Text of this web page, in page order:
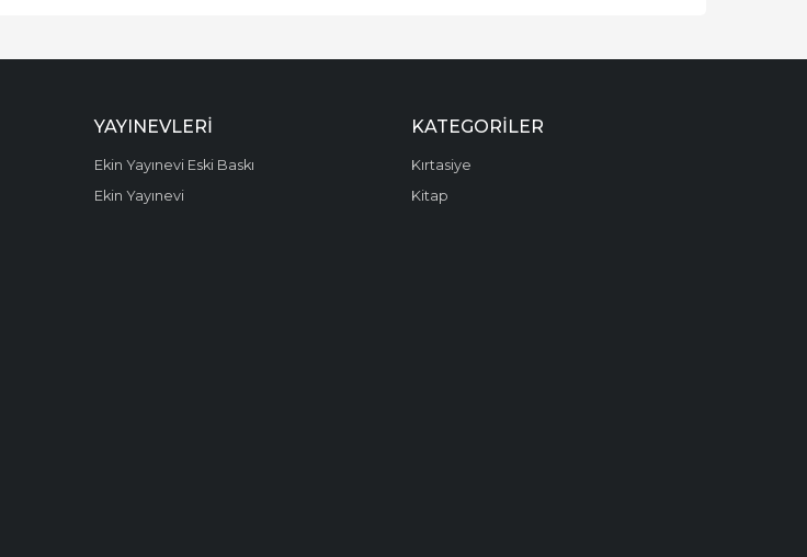
YAYINEVLERI
Ekin Yayınevi Eski Baskı
Ekin Yayınevi
KATEGORILER
Kırtasiye
Kitap